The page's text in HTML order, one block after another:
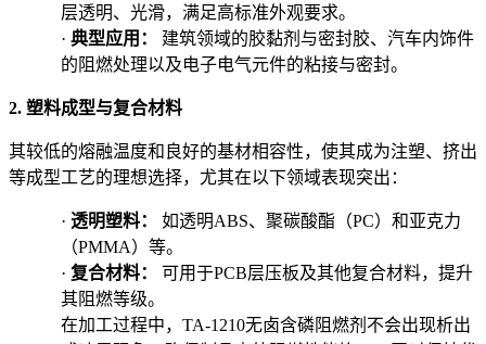
层透明、光滑，满足高标准外观要求。
· 典型应用：
建筑领域的胶黏剂与密封胶、汽车内饰件
的阻燃处理以及电子电气元件的粘接与密封。
2. 塑料成型与复合材料
其较低的熔融温度和良好的基材相容性，使其成为注塑、挤出
等成型工艺的理想选择，尤其在以下领域表现突出：
· 透明塑料：
如透明ABS、聚碳酸酯（PC）和亚克力
（PMMA）等。
· 复合材料：
可用于PCB层压板及其他复合材料，提升
其阻燃等级。
在加工过程中，TA-1210无卤含磷阻燃剂不会出现析出